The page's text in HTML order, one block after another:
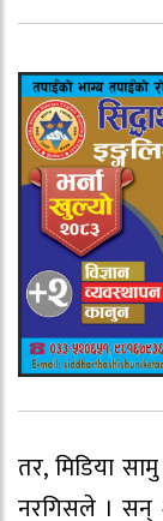
तर, मिडिया
नरगिसले । सन्